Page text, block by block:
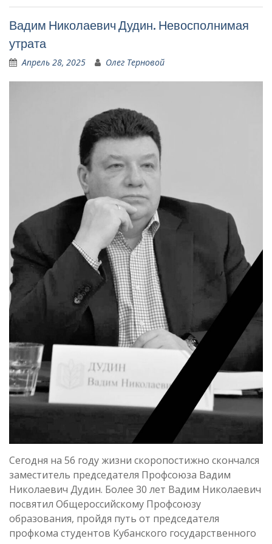
Вадим Николаевич Дудин. Невосполнимая
утрата
Апрель 28, 2025 Олег Терновой
Сегодня на 56 году жизни скоропостижно скончался
заместитель председателя Профсоюза Вадим
Николаевич Дудин. Более 30 лет Вадим Николаевич
посвятил Общероссийскому Профсоюзу
образования, пройдя путь от председателя
профкома студентов Кубанского государственного